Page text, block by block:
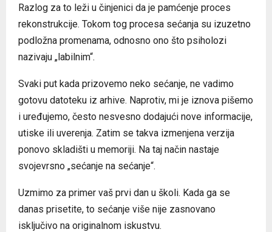
Razlog za to leži u činjenici da je pamćenje proces
rekonstrukcije. Tokom tog procesa sećanja su izuzetno
podložna promenama, odnosno ono što psiholozi
nazivaju „labilnim“.
Svaki put kada prizovemo neko sećanje, ne vadimo
gotovu datoteku iz arhive. Naprotiv, mi je iznova pišemo
i uređujemo, često nesvesno dodajući nove informacije,
utiske ili uverenja. Zatim se takva izmenjena verzija
ponovo skladišti u memoriji. Na taj način nastaje
svojevrsno „sećanje na sećanje“.
Uzmimo za primer vaš prvi dan u školi. Kada ga se
danas prisetite, to sećanje više nije zasnovano
isključivo na originalnom iskustvu.